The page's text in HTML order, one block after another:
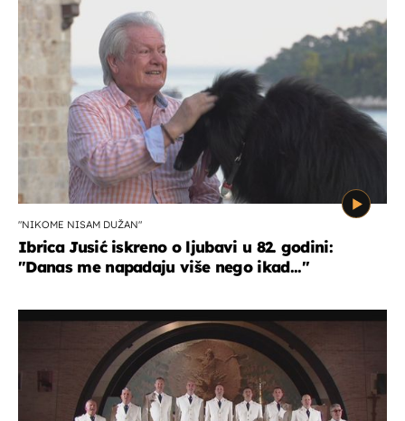
"NIKOME NISAM DUŽAN"
Ibrica Jusić iskreno o ljubavi u 82. godini:
"Danas me napadaju više nego ikad..."